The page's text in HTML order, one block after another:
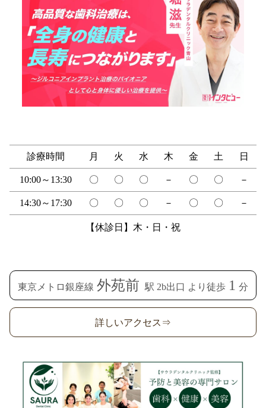
診療時間 月 火 水 木 金 土 日
10:00～13:30 〇 〇 〇 － 〇 〇 －
14:30～17:30 〇 〇 〇 － 〇 〇 －
【休診日】木・日・祝
東京メトロ銀座線 外苑前 駅 2b出口 より徒歩 1 分
詳しいアクセス⇒